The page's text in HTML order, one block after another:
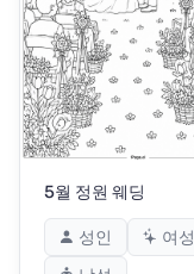
5월 정원 웨딩
성인
여성